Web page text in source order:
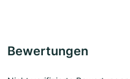
Bewertungen